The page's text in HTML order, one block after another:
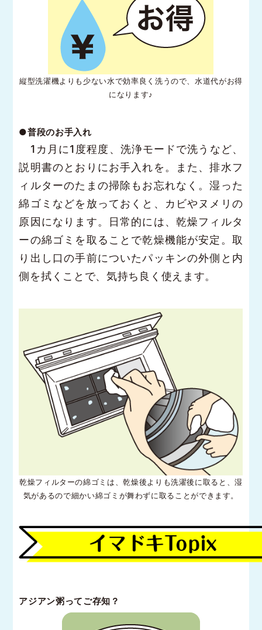
縦型洗濯機よりも少ない水で効率良く洗うので、水道代がお得
になります♪
●普段のお手入れ
1カ月に1度程度、洗浄モードで洗うなど、
説明書のとおりにお手入れを。また、排水フ
ィルターのたまの掃除もお忘れなく。湿った
綿ゴミなどを放っておくと、カビやヌメリの
原因になります。日常的には、乾燥フィルタ
ーの綿ゴミを取ることで乾燥機能が安定。取
り出し口の手前についたパッキンの外側と内
側を拭くことで、気持ち良く使えます。
乾燥フィルターの綿ゴミは、乾燥後よりも洗濯後に取ると、湿
気があるので細かい綿ゴミが舞わずに取ることができます。
アジアン粥ってご存知？